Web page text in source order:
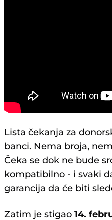
Lista čekanja za
banci. Nema broja,
Čeka se dok ne bude
kompatibilno - i svaki
garancija da će biti
Zatim je stigao14.